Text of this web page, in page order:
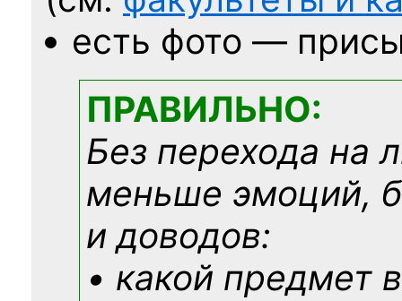
есть фото —
ПРАВИЛЬНО:
Без перехода на
меньше эмоций,
и доводов:
• какой предмет